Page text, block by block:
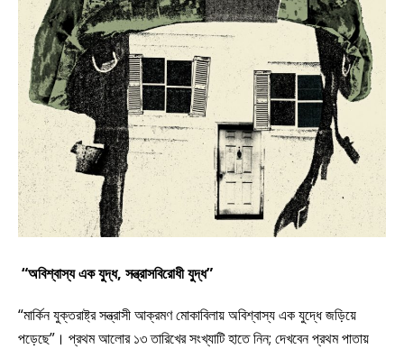
“অবিশ্বাস্য এক যুদ্ধ, সন্ত্রাসবিরোধী যুদ্ধ”
“মার্কিন যুক্তরাষ্ট্র সন্ত্রাসী আক্রমণ মোকাবিলায় অবিশ্বাস্য এক যুদ্ধে জড়িয়ে
পড়েছে”। প্রথম আলোর ১৩ তারিখের সংখ্যাটি হাতে নিন; দেখবেন প্রথম পাতায়